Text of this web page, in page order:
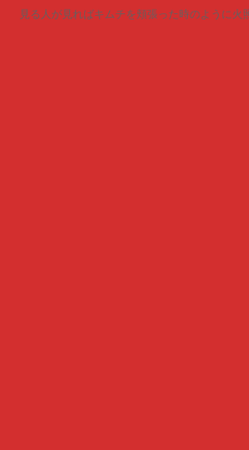
見る人が見ればキムチを頬張った時のように火